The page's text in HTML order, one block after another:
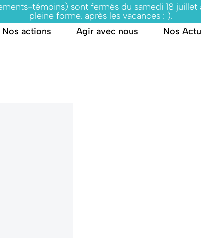
témoins) sont fermés du samedi 18
pleine forme, après les vacances : ).
Nos actions Agir avec nous Nos